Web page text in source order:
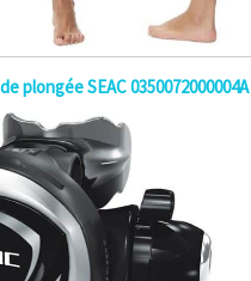
plongée SEAC 0350072000004A